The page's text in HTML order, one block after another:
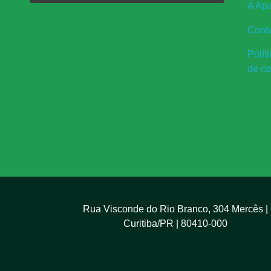
r
A
de
Rua Visconde do Rio Branco, 304 Mercês |
Curitiba/PR | 80410-000